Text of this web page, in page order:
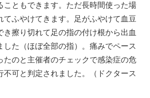
こともできます。ただ長時間使った場
てふやけてきます。足がふやけて血豆
き擦り切れて足の指の付け根から出血
した（ほぼ全部の指）。痛みでペース
たのと主催者のチェックで感染症の危
不可と判定されました。（ドクタース